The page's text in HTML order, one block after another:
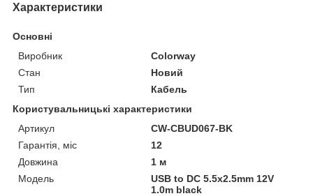
Характеристики
Основні
Виробник
Colorway
Стан
Новий
Тип
Кабель
Користувальницькі характеристики
Артикул
CW-CBUD067-BK
Гарантія, міс
12
Довжина
1 м
Мoдель
USB to DC 5.5x2.5mm 12V
1.0m black